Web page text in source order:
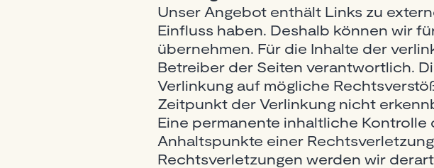
Unser Angebot enthält Links zu
Einfluss haben. Deshalb können wir
übernehmen. Für die Inhalte der
Betreiber der Seiten verantwortlich.
Verlinkung auf mögliche
Zeitpunkt der Verlinkung nicht
Eine permanente inhaltliche
Anhaltspunkte einer
Rechtsverletzungen werden wir